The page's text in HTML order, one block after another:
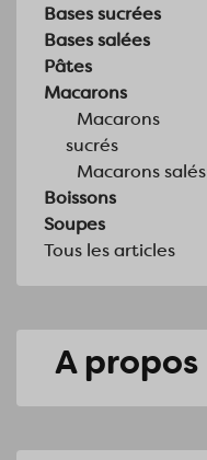
Bases sucrées
Bases salées
Pâtes
Macarons
Macarons
sucrés
Macarons salés
Boissons
Soupes
Tous les articles
A propos